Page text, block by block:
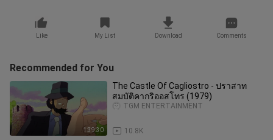
Like My List Download Comments
Recommended for You
1:39:30
The Castle Of Cagliostro - ปราสาท
สมบัติคากริออสโทร (1979)
10.8K
TGM ENTERTAINMENT